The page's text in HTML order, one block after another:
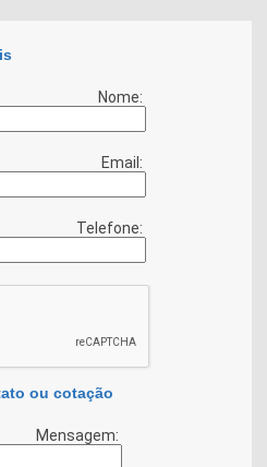
Nome:
Email:
Telefone:
ou cotação
Mensagem: